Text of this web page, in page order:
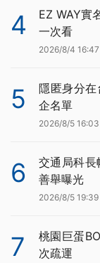
4
EZ WAY實
一次看
2026/8/4 16:47
5
隱匿身分
企名單
2026/8/5 16:03
6
交通局科
善舉曝光
2026/8/5 19:39
7
桃園巨蛋
次疏運